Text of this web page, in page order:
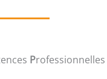
Professionnelles